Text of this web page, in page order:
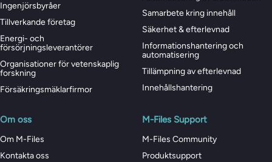
Ingenjörsbyråer
Tillverkande företag
Energi- och
försörjningsleverantörer
Organisationer för vetenskaplig
forskning
Försäkringsmäklarfirmor
Samarbete kring innehåll
Säkerhet & efterlevnad
Informationshantering och
automatisering
Tillämpning av efterlevnad
Innehållshantering
Om oss
Om M-Files
Kontakta oss
M-Files Support
M-Files Community
Produktsupport